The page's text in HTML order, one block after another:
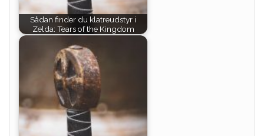
Sådan finder du klatreudstyr i
Zelda: Tears of the Kingdom